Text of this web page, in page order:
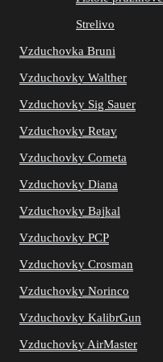
Strelivo
Vzduchovka Bruni
Vzduchovky Walther
Vzduchovky Sig Sauer
Vzduchovky Retay
Vzduchovky Cometa
Vzduchovky Diana
Vzduchovky Bajkal
Vzduchovky PCP
Vzduchovky Crosman
Vzduchovky Norinco
Vzduchovky KalibrGun
Vzduchovky AirMaster